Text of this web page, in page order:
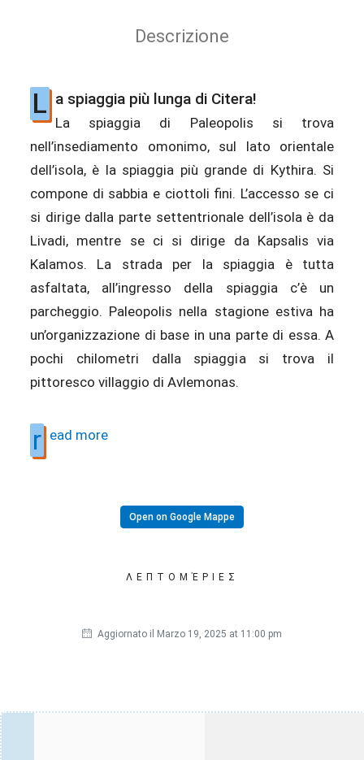
Descrizione
L a spiaggia più lunga di Citera!
La spiaggia di Paleopolis si trova
nell’insediamento omonimo, sul lato orientale
dell’isola, è la spiaggia più grande di Kythira. Si
compone di sabbia e ciottoli fini. L’accesso se ci
si dirige dalla parte settentrionale dell’isola è da
Livadi, mentre se ci si dirige da Kapsalis via
Kalamos. La strada per la spiaggia è tutta
asfaltata, all’ingresso della spiaggia c’è un
parcheggio. Paleopolis nella stagione estiva ha
un’organizzazione di base in una parte di essa. A
pochi chilometri dalla spiaggia si trova il
pittoresco villaggio di Avlemonas.
r ead more
Open on Google Mappe
ΛΕΠΤΟΜΈΡΙΕΣ
Aggiornato il Marzo 19, 2025 at 11:00 pm